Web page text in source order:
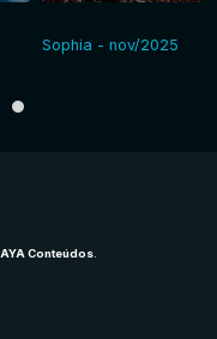
Sophia - nov/2025
AYA Conteúdos